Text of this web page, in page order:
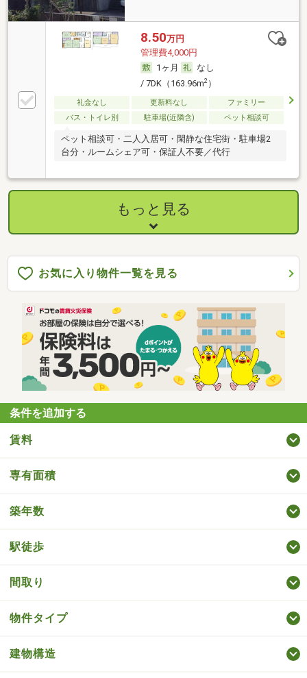
8.50万円
管理費4,000円
1ヶ月
なし
/ 7DK（163.96m2）
礼金なし 更新料なし
ファミリー
バス・トイレ別
駐車場(近隣含) ペット相談可
ペット相談可・二人入居可・閑静な住宅街・駐車場2
台分・ルームシェア可・保証人不要／代行
もっと見る
お気に入り物件一覧を見る
条件を追加する
賃料
専有面積
築年数
駅徒歩
間取り
物件タイプ
建物構造